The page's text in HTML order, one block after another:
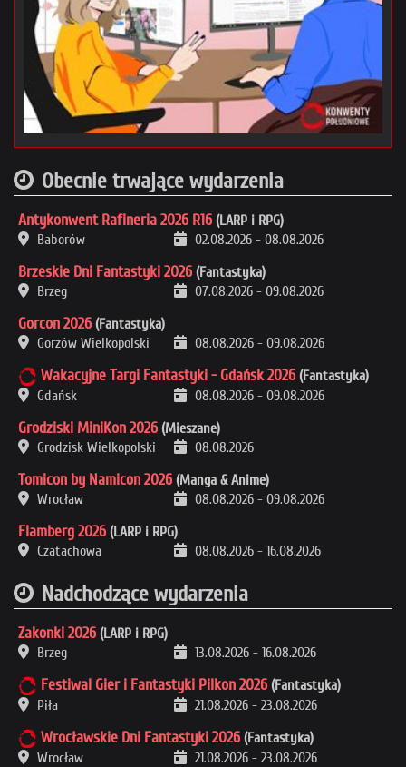
Obecnie trwające wydarzenia
Antykonwent Rafineria 2026 R16 (LARP i RPG)
Baborów
02.08.2026 - 08.08.2026
Brzeskie Dni Fantastyki 2026 (Fantastyka)
Brzeg
07.08.2026 - 09.08.2026
Gorcon 2026 (Fantastyka)
Gorzów Wielkopolski
08.08.2026 - 09.08.2026
Wakacyjne Targi Fantastyki - Gdańsk 2026 (Fantastyka)
Gdańsk
08.08.2026 - 09.08.2026
Grodziski MiniKon 2026 (Mieszane)
Grodzisk Wielkopolski
08.08.2026
Tomicon by Namicon 2026 (Manga & Anime)
Wrocław
08.08.2026 - 09.08.2026
Flamberg 2026 (LARP i RPG)
Czatachowa
08.08.2026 - 16.08.2026
Nadchodzące wydarzenia
Zakonki 2026 (LARP i RPG)
Brzeg
13.08.2026 - 16.08.2026
Festiwal Gier i Fantastyki Pilkon 2026 (Fantastyka)
Piła
21.08.2026 - 23.08.2026
Wrocławskie Dni Fantastyki 2026 (Fantastyka)
Wrocław
21.08.2026 - 23.08.2026